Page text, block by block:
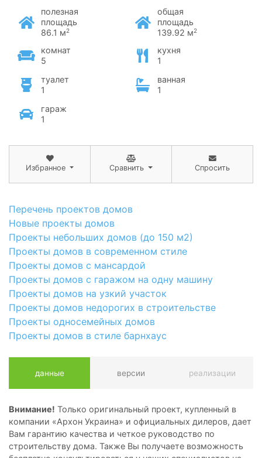
полезная
площадь
86.1 м2
общая
площадь
139.92 м2
комнат
5
кухня
1
туалет
1
ванная
1
гараж
1
Избранное Сравнить Спросить
Перечень проектов домов
Новые проекты домов
Проекты небольших домов (до 150 м2)
Проекты домов в современном стиле
Проекты домов с мансардой
Проекты домов с гаражом на одну машину
Проекты домов на узкий участок
Проекты домов недорогих в строительстве
Проекты односемейных домов
Проекты домов в стиле барнхаус
данные версии реализации
Внимание! Только оригинальный проект, купленный в
компании «Архон Украина» и официальных дилеров, дает
Вам гарантию качества и четкое руководство по
строительству дома. Также Вы получаете возможность